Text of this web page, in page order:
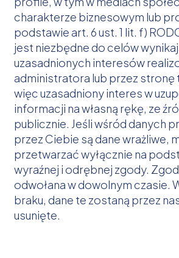
charakterze biznesowym lub
podstawie art. 6 ust. 1 lit. f)
jest niezbędne do celów
uzasadnionych interesów
administratora lub przez stronę
więc uzasadniony interes w
informacji na własną rękę, ze
publicznie. Jeśli wśród danych
przez Ciebie są dane wrażliwe,
przetwarzać wyłącznie na
wyraźnej i odrębnej zgody.
odwołana w dowolnym czasie.
braku, dane te zostaną przez
usunięte.